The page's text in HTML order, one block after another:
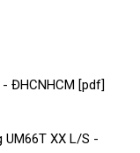
ĐHCNHCM [pdf]
UM66T XX L/S -